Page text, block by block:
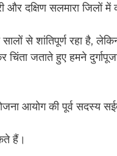
दक्षिण सलमारा जिलों में
से शांतिपूर्ण रहा है,
जताते हुए हमने
आयोग की पूर्व सदस्य
हैं।